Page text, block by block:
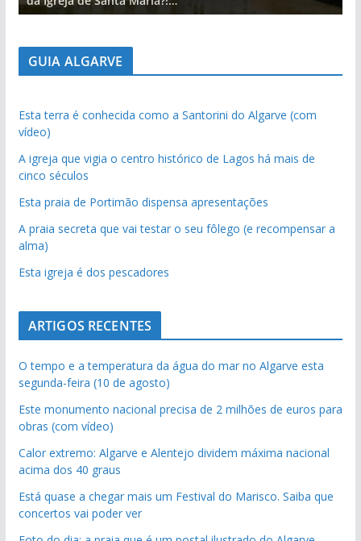
GUIA ALGARVE
Esta terra é conhecida como a Santorini do Algarve (com
vídeo)
A igreja que vigia o centro histórico de Lagos há mais de
cinco séculos
Esta praia de Portimão dispensa apresentações
A praia secreta que vai testar o seu fôlego (e recompensar a
alma)
Esta igreja é dos pescadores
ARTIGOS RECENTES
O tempo e a temperatura da água do mar no Algarve esta
segunda-feira (10 de agosto)
Este monumento nacional precisa de 2 milhões de euros para
obras (com vídeo)
Calor extremo: Algarve e Alentejo dividem máxima nacional
acima dos 40 graus
Está quase a chegar mais um Festival do Marisco. Saiba que
concertos vai poder ver